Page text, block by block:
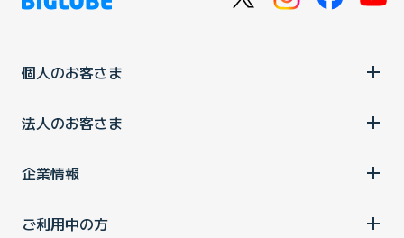
個人のお客さま
法人のお客さま
企業情報
ご利用中の方